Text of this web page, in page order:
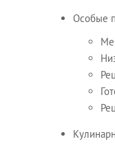
Особые